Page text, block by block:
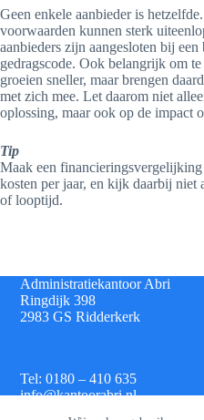
Geen enkele aanbieder is
voorwaarden kunnen sterk
aanbieders zijn aangesloten bij
gedragscode. Ook belangrijk om
groeien sneller, maar brengen
met zich mee. Let daarom niet
oplossing, maar ook op de impact
Tip
Maak een
kosten per jaar, en kijk daarbij niet
of looptijd.
Administratiekantoor Abri
Ringdijk 398
2983 GS Ridderkerk
Tel: 0180 – 410 635
info@kantoorabri.nl